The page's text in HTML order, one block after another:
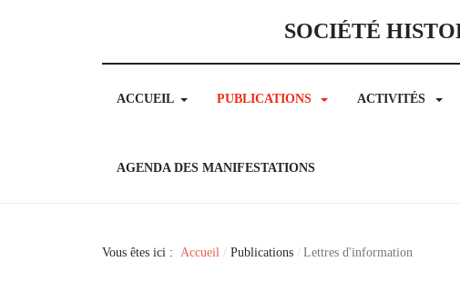
SOCIÉTÉ
ACCUEIL PUBLICATIONS ACTIVITÉS
AGENDA DES MANIFESTATIONS
Vous êtes ici : Accueil Publications Lettres d'information